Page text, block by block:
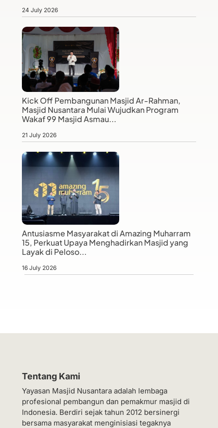
24 July 2026
Kick Off Pembangunan Masjid Ar-Rahman,
Masjid Nusantara Mulai Wujudkan Program
Wakaf 99 Masjid Asmau...
21 July 2026
Antusiasme Masyarakat di Amazing Muharram
15, Perkuat Upaya Menghadirkan Masjid yang
Layak di Peloso...
16 July 2026
Tentang Kami
Yayasan Masjid Nusantara adalah lembaga
profesional pembangun dan pemakmur masjid di
Indonesia. Berdiri sejak tahun 2012 bersinergi
bersama masyarakat menginisiasi tegaknya